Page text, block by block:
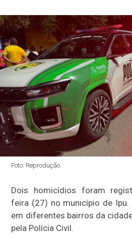
Foto: Reprodução
Dois homicídios foram
feira (27) no município de
em diferentes bairros da
pela Polícia Civil.